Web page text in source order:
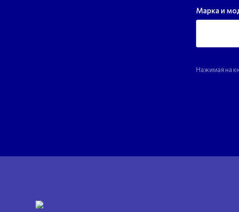
Марка и
Нажимая на